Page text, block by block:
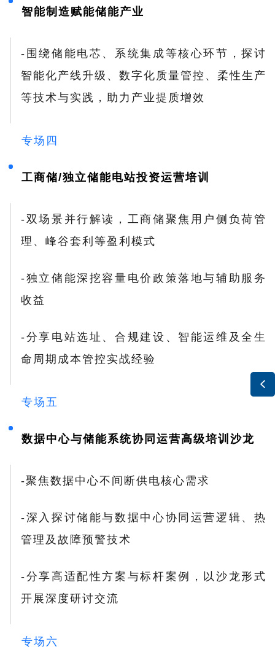

智能制造赋能储能产业
-围绕储能电芯、系统集成等核心环节，探讨
智能化产线升级、数字化质量管控、柔性生产
等技术与实践，助力产业提质增效
专场四
工商储/独立储能电站投资运营培训
-双场景并行解读，工商储聚焦用户侧负荷管
理、峰谷套利等盈利模式
-独立储能深挖容量电价政策落地与辅助服务
收益
-分享电站选址、合规建设、智能运维及全生
命周期成本管控实战经验
专场五
数据中心与储能系统协同运营高级培训沙龙
-聚焦数据中心不间断供电核心需求
-深入探讨储能与数据中心协同运营逻辑、热
管理及故障预警技术
-分享高适配性方案与标杆案例，以沙龙形式
开展深度研讨交流
专场六